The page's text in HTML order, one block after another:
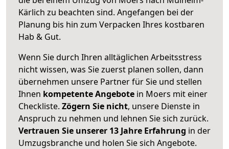
Kärlich zu beachten sind. Angefangen bei der
Planung bis hin zum Verpacken Ihres kostbaren
Hab & Gut.
Wenn Sie durch Ihren alltäglichen Arbeitsstress
nicht wissen, was Sie zuerst planen sollen, dann
übernehmen unsere Partner für Sie und stellen
Ihnen kompetente Angebote in Moers mit einer
Checkliste. Zögern Sie nicht, unsere Dienste in
Anspruch zu nehmen und lehnen Sie sich zurück.
Vertrauen Sie unserer 13 Jahre Erfahrung in der
Umzugsbranche und holen Sie sich Angebote.